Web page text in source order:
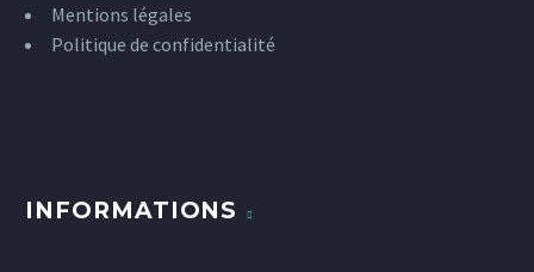
Mentions légales
Politique de confidentialité
INFORMATIONS